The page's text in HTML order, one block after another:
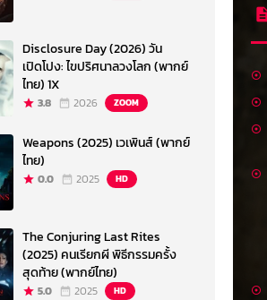
Disclosure Day (2026) วัน
เปิดโปง: ไขปริศนาลวงโลก (พากย์
ไทย) 1X
3.8 2026 ZOOM
Weapons (2025) เวเพินส์ (พากย์
ไทย)
0.0 2025 HD
The Conjuring Last Rites
(2025) คนเรียกผี พิธีกรรมครั้ง
สุดท้าย (พากย์ไทย)
5.0 2025 HD